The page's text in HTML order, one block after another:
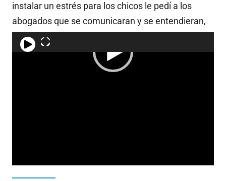
instalar un estrés para los chicos le pedí a los
abogados que se comunicaran y se entendieran,
no hubo respuesta en más de una semana”.